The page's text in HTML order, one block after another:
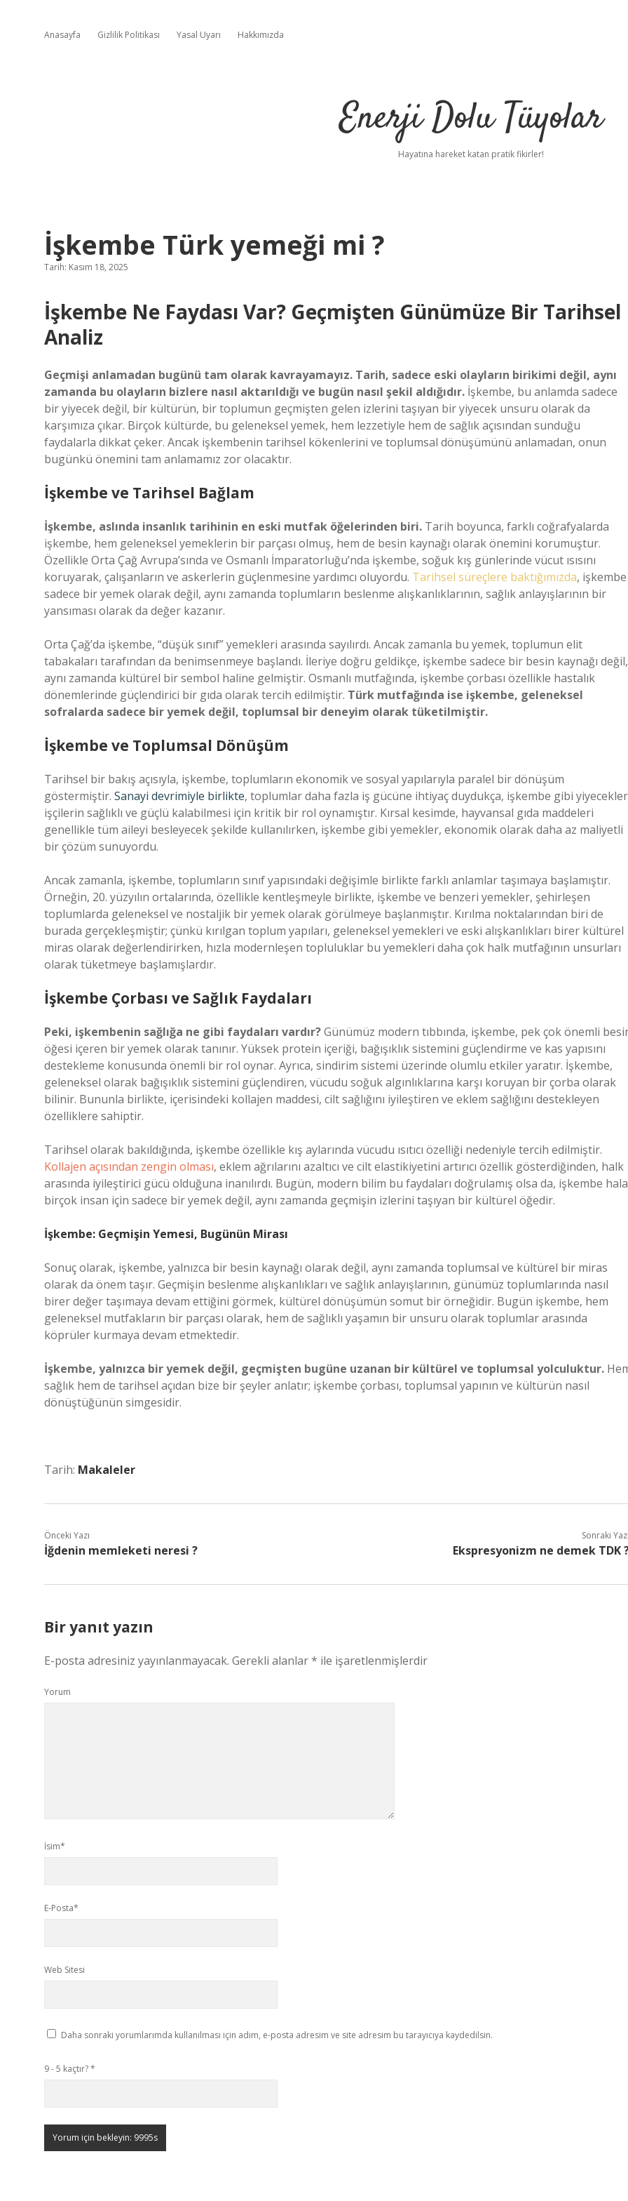
Anasayfa Gizlilik Politikası Yasal Uyarı Hakkımızda
Enerji Dolu Tüyolar
Hayatına hareket katan pratik fikirler!
İşkembe Türk yemeği mi ?
Tarih: Kasım 18, 2025
İşkembe Ne Faydası Var? Geçmişten Günümüze Bir Tarihsel
Analiz
Geçmişi anlamadan bugünü tam olarak kavrayamayız. Tarih, sadece eski olayların birikimi değil, aynı
zamanda bu olayların bizlere nasıl aktarıldığı ve bugün nasıl şekil aldığıdır. İşkembe, bu anlamda sadece
bir yiyecek değil, bir kültürün, bir toplumun geçmişten gelen izlerini taşıyan bir yiyecek unsuru olarak da
karşımıza çıkar. Birçok kültürde, bu geleneksel yemek, hem lezzetiyle hem de sağlık açısından sunduğu
faydalarla dikkat çeker. Ancak işkembenin tarihsel kökenlerini ve toplumsal dönüşümünü anlamadan, onun
bugünkü önemini tam anlamamız zor olacaktır.
İşkembe ve Tarihsel Bağlam
İşkembe, aslında insanlık tarihinin en eski mutfak öğelerinden biri. Tarih boyunca, farklı coğrafyalarda
işkembe, hem geleneksel yemeklerin bir parçası olmuş, hem de besin kaynağı olarak önemini korumuştur.
Özellikle Orta Çağ Avrupa’sında ve Osmanlı İmparatorluğu’nda işkembe, soğuk kış günlerinde vücut ısısını
koruyarak, çalışanların ve askerlerin güçlenmesine yardımcı oluyordu. Tarihsel süreçlere baktığımızda, işkembe
sadece bir yemek olarak değil, aynı zamanda toplumların beslenme alışkanlıklarının, sağlık anlayışlarının bir
yansıması olarak da değer kazanır.
Orta Çağ’da işkembe, “düşük sınıf” yemekleri arasında sayılırdı. Ancak zamanla bu yemek, toplumun elit
tabakaları tarafından da benimsenmeye başlandı. İleriye doğru geldikçe, işkembe sadece bir besin kaynağı değil,
aynı zamanda kültürel bir sembol haline gelmiştir. Osmanlı mutfağında, işkembe çorbası özellikle hastalık
dönemlerinde güçlendirici bir gıda olarak tercih edilmiştir. Türk mutfağında ise işkembe, geleneksel
sofralarda sadece bir yemek değil, toplumsal bir deneyim olarak tüketilmiştir.
İşkembe ve Toplumsal Dönüşüm
Tarihsel bir bakış açısıyla, işkembe, toplumların ekonomik ve sosyal yapılarıyla paralel bir dönüşüm
göstermiştir. Sanayi devrimiyle birlikte, toplumlar daha fazla iş gücüne ihtiyaç duydukça, işkembe gibi
işçilerin sağlıklı ve güçlü kalabilmesi için kritik bir rol oynamıştır. Kırsal kesimde, hayvansal gıda maddeleri
genellikle tüm aileyi besleyecek şekilde kullanılırken, işkembe gibi yemekler, ekonomik olarak daha az maliyetli
bir çözüm sunuyordu.
Ancak zamanla, işkembe, toplumların sınıf yapısındaki değişimle birlikte farklı anlamlar taşımaya başlamıştır.
Örneğin, 20. yüzyılın ortalarında, özellikle kentleşmeyle birlikte, işkembe ve benzeri yemekler, şehirleşen
toplumlarda geleneksel ve nostaljik bir yemek olarak görülmeye başlanmıştır. Kırılma noktalarından biri de
burada gerçekleşmiştir; çünkü kırılgan toplum yapıları, geleneksel yemekleri ve eski alışkanlıkları birer kültürel
miras olarak değerlendirirken, hızla modernleşen topluluklar bu yemekleri daha çok halk mutfağının unsurları
olarak tüketmeye başlamışlardır.
İşkembe Çorbası ve Sağlık Faydaları
Peki, işkembenin sağlığa ne gibi faydaları vardır?Günümüz modern tıbbında, işkembe, pek çok önemli
öğesi içeren bir yemek olarak tanınır. Yüksek protein içeriği, bağışıklık sistemini güçlendirme ve kas yapısını
destekleme konusunda önemli bir rol oynar. Ayrıca, sindirim sistemi üzerinde olumlu etkiler yaratır. İşkembe,
geleneksel olarak bağışıklık sistemini güçlendiren, vücudu soğuk algınlıklarına karşı koruyan bir çorba olarak
bilinir. Bununla birlikte, içerisindeki kollajen maddesi, cilt sağlığını iyileştiren ve eklem sağlığını destekleyen
özelliklere sahiptir.
Tarihsel olarak bakıldığında, işkembe özellikle kış aylarında vücudu ısıtıcı özelliği nedeniyle tercih edilmiştir.
Kollajen açısından zengin olması, eklem ağrılarını azaltıcı ve cilt elastikiyetini artırıcı özellik gösterdiğinden, halk
arasında iyileştirici gücü olduğuna inanılırdı. Bugün, modern bilim bu faydaları doğrulamış olsa da, işkembe hala
birçok insan için sadece bir yemek değil, aynı zamanda geçmişin izlerini taşıyan bir kültürel öğedir.
İşkembe: Geçmişin Yemesi, Bugünün Mirası
Sonuç olarak, işkembe, yalnızca bir besin kaynağı olarak değil, aynı zamanda toplumsal ve kültürel bir miras
olarak da önem taşır. Geçmişin beslenme alışkanlıkları ve sağlık anlayışlarının, günümüz toplumlarında nasıl
birer değer taşımaya devam ettiğini görmek, kültürel dönüşümün somut bir örneğidir. Bugün işkembe, hem
geleneksel mutfakların bir parçası olarak, hem de sağlıklı yaşamın bir unsuru olarak toplumlar arasında
köprüler kurmaya devam etmektedir.
İşkembe, yalnızca bir yemek değil, geçmişten bugüne uzanan bir kültürel ve toplumsal yolculuktur.
sağlık hem de tarihsel açıdan bize bir şeyler anlatır; işkembe çorbası, toplumsal yapının ve kültürün nasıl
dönüştüğünün simgesidir.
Tarih: Makaleler
Önceki Yazı
İğdenin memleketi neresi ?
Sonraki Yazı
Ekspresyonizm ne demek TDK
Bir yanıt yazın
E-posta adresiniz yayınlanmayacak. Gerekli alanlar* ile işaretlenmişlerdir
Yorum
İsim*
E-Posta*
Web Sitesi
Daha sonraki yorumlarımda kullanılması için adım, e-posta adresim ve site adresim bu tarayıcıya kaydedilsin.
9 - 5 kaçtır?*